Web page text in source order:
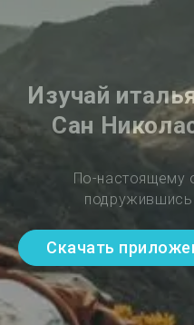
Изучай
Сан
По-настоящему
подружившись
Скачать